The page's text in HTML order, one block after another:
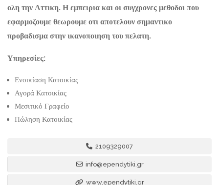
ολη την Αττικη. Η εμπειρια και οι συγχρονες μεθοδοι που
εφαρμοζουμε θεωρουμε οτι αποτελουν σημαντικο
προβαδισμα στην ικανοποιηση του πελατη.
Υπηρεσίες:
Ενοικίαση Κατοικίας
Αγορά Κατοικίας
Μεσιτικό Γραφείο
Πώληση Κατοικίας
2109329007
info@ependytiki.gr
www.ependytiki.gr